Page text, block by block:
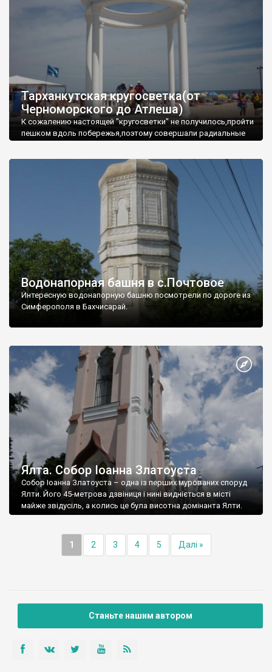
Тарханкутская кругосветка(от
Черноморского до Атлеша)
К сожалению настоящей "кругосветки" не получилось,пройти
пешком вдоль побережья,поэтому совершали радиальные
Водонапорная башня в с.Почтовое
Интересную водонапорную башню посмотрели по дороге из
Симферополя в Бахчисарай.
Ялта. Собор Іоанна Златоуста
Собор Іоанна Златоуста – одна із перших мурованих споруд
Ялти. Його 45-метрова дзвіниця і нині видніється в місті
майже звідусіль, а колись це була висотна домінанта Ялти.
1 2 3 4 5 Далі »
Станьте нашим автором